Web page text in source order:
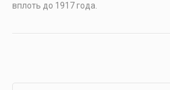
вплоть до 1917 года.